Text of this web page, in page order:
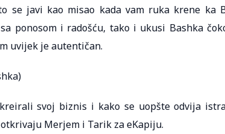
se javi kao misao kada vam ruka krene ka
ponosom i radošću, tako i ukusi Bashka
uvijek je autentičan.
svoj biznis i kako se uopšte odvija
Merjem i Tarik za eKapiju.